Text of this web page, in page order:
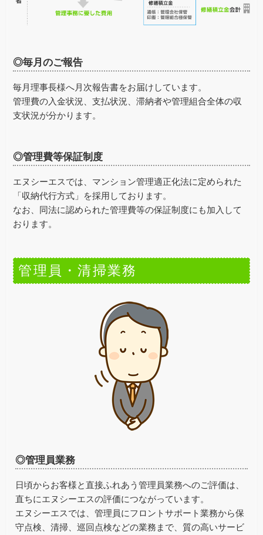
◎毎月のご報告
毎月理事長様へ月次報告書をお届けしています。
管理費の入金状況、支払状況、滞納者や管理組合全体の収
支状況が分かります。
◎管理費等保証制度
エヌシーエスでは、マンション管理適正化法に定められた
「収納代行方式」を採用しております。
なお、同法に認められた管理費等の保証制度にも加入して
おります。
管理員・清掃業務
◎管理員業務
日頃からお客様と直接ふれあう管理員業務へのご評価は、
直ちにエヌシーエスの評価につながっています。
エヌシーエスでは、管理員にフロントサポート業務から保
守点検、清掃、巡回点検などの業務まで、質の高いサービ